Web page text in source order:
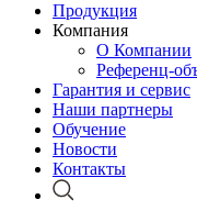
Продукция
Компания
О Компании
Референц-
Гарантия и сервис
Наши партнеры
Обучение
Новости
Контакты